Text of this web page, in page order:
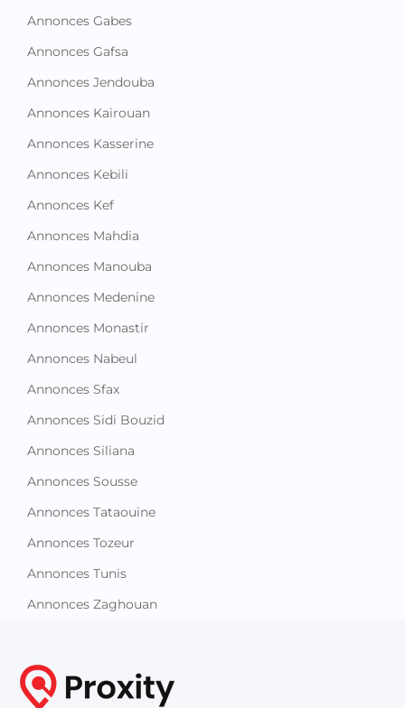
Annonces Gabes
Annonces Gafsa
Annonces Jendouba
Annonces Kairouan
Annonces Kasserine
Annonces Kebili
Annonces Kef
Annonces Mahdia
Annonces Manouba
Annonces Medenine
Annonces Monastir
Annonces Nabeul
Annonces Sfax
Annonces Sidi Bouzid
Annonces Siliana
Annonces Sousse
Annonces Tataouine
Annonces Tozeur
Annonces Tunis
Annonces Zaghouan